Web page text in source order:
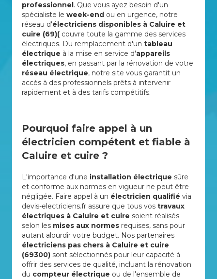
professionnel. Que vous ayez besoin d'un
spécialiste le week-end ou en urgence, notre
réseau d'électriciens disponibles à Caluire et
cuire (69)( couvre toute la gamme des services
électriques. Du remplacement d'un tableau
électrique à la mise en service d'appareils
électriques, en passant par la rénovation de votre
réseau électrique, notre site vous garantit un
accès à des professionnels prêts à intervenir
rapidement et à des tarifs compétitifs.
Pourquoi faire appel à un
électricien compétent et fiable à
Caluire et cuire ?
L'importance d'une installation électrique sûre
et conforme aux normes en vigueur ne peut être
négligée. Faire appel à un électricien qualifié via
devis-electriciens.fr assure que tous vos travaux
électriques à Caluire et cuire soient réalisés
selon les mises aux normes requises, sans pour
autant alourdir votre budget. Nos partenaires
électriciens pas chers à Caluire et cuire
(69300) sont sélectionnés pour leur capacité à
offrir des services de qualité, incluant la rénovation
du compteur électrique ou de l'ensemble de